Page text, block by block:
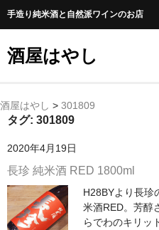
手造り純米酒と自然派ワインのお店
酒屋はやし
ホーム
純 米 酒
よえもん 川村酒造店（岩
田从･月下の舞 舞鶴酒造（
酒屋はやし > 301809
タグ: 301809
2020年4月19日
長珍 純米酒 RED 1800ml
H28BYより長珍
米酒RED。芳醇
らでわのキリッ